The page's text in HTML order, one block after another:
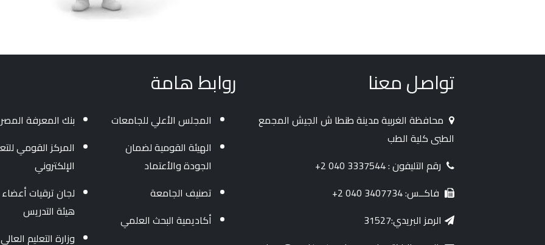
تواصل معنا
محافظة الغربية مدينة طنطا ش الجيش المجمع
الطبى كلية الطب
رقم التليفون : 3337544 040 2+
فاكــس: 3407734 040 2+
الرمز البريدي:31527
روابط هامة
المجلس الأعلي للجامعات
الهيئة القومية لضمان
الجودة والأعتماد
تصنيف الجامعة
أكاديمية البحث العلمي
بنك المعرفة
المركز القومي
الإلكتروني
لجان ترقيات أعضاء
هيئة التدريس
وزارة التعليم العالى